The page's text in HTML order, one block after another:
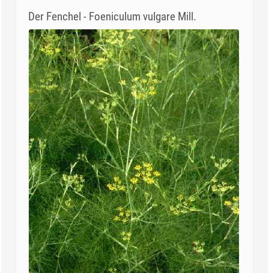
Der Fenchel - Foeniculum vulgare Mill.